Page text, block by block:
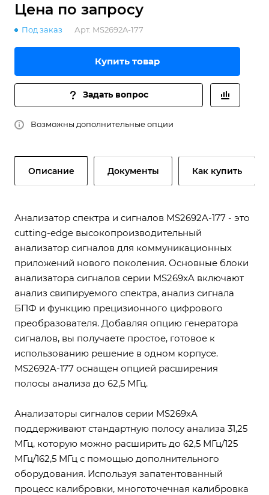
Цена по запросу
Под заказ Арт. MS2692A-177
Купить товар
Задать вопрос
Возможны дополнительные опции
Описание Документы Как купить
Анализатор спектра и сигналов MS2692A-177 - это
cutting-edge высокопроизводительный
анализатор сигналов для коммуникационных
приложений нового поколения. Основные блоки
анализатора сигналов серии MS269xA включают
анализ свипируемого спектра, анализ сигнала
БПФ и функцию прецизионного цифрового
преобразователя. Добавляя опцию генератора
сигналов, вы получаете простое, готовое к
использованию решение в одном корпусе.
MS2692A-177 оснащен опцией расширения
полосы анализа до 62,5 МГц.
Анализаторы сигналов серии MS269xA
поддерживают стандартную полосу анализа 31,25
МГц, которую можно расширить до 62,5 МГц/125
МГц/162,5 МГц с помощью дополнительного
оборудования. Используя запатентованный
процесс калибровки, многоточечная калибровка